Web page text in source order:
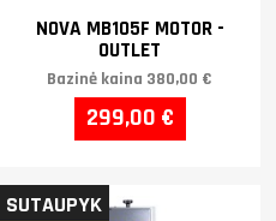
NOVA MB105F MOTOR -
OUTLET
Bazinė kaina 380,00 €
299,00 €
SUTAUPYK